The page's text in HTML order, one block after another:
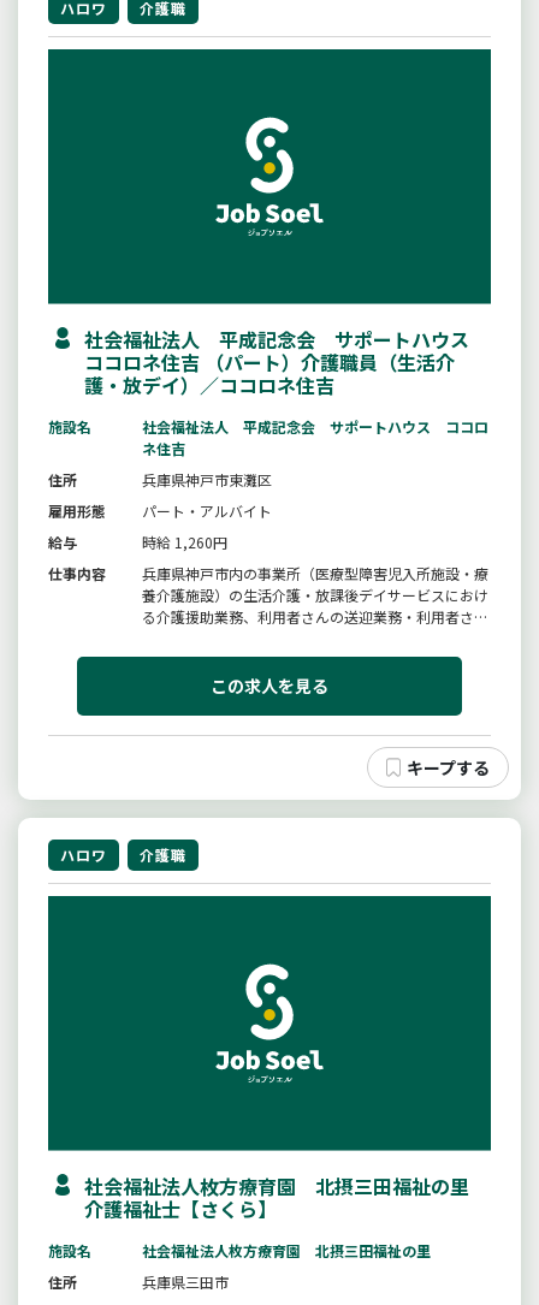
ハロワ 介護職
社会福祉法人 平成記念会 サポートハウス
ココロネ住吉 （パート）介護職員（生活介
護・放デイ）／ココロネ住吉
施設名
社会福祉法人 平成記念会 サポートハウス ココロ
ネ住吉
住所
兵庫県神戸市東灘区
雇用形態
パート・アルバイト
給与
時給 1,260円
仕事内容
兵庫県神戸市内の事業所（医療型障害児入所施設・療
養介護施設）の生活介護・放課後デイサービスにおけ
る介護援助業務、利用者さんの送迎業務・利用者さん
入浴介助・環境整備等・診療補助・利用者さんの送迎
変更の範囲：法人の定める業務
この求人を見る
ハロワ 介護職
社会福祉法人枚方療育園 北摂三田福祉の里
介護福祉士【さくら】
施設名
社会福祉法人枚方療育園 北摂三田福祉の里
住所
兵庫県三田市